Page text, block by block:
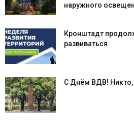
наружного
Кронштадт
развиваться
С Днём ВДВ! Никто,